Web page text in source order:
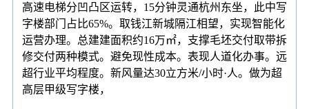
高速电梯分凹凸区运转，15分钟灵通杭州东坐，此中写
字楼部门占比65%。取钱江新城隔江相望，实现智能化
运营办理。总建建面积约16万㎡，支撑毛坯交付取带拆
修交付两种模式。避免现性成本。表现人道化办事。远
超行业平均程度。新风量达30立方米/小时·人。做为超
高层甲级写字楼，